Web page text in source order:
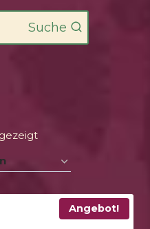
Suche
Angebot!